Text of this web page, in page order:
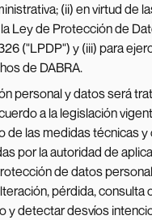
(ii) en virtud de
Ley de Protección de
("LPDP") y (iii) para
de DABRA.
personal y datos será
a la legislación
de las medidas técnicas y
por la autoridad de
de datos
pérdida, consulta
y detectar desvíos